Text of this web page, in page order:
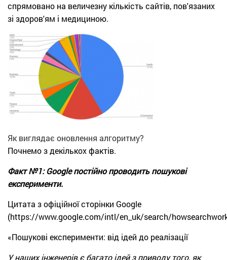
спрямовано на величезну кількість сайтів, пов'язаних
зі здоров'ям і медициною.
Як виглядає оновлення алгоритму?
Почнемо з декількох фактів.
Факт №1: Google постійно проводить пошукові
експерименти.
Цитата з офіційної сторінки Google
(https://www.google.com/intl/en_uk/search/
«Пошукові експерименти: від ідей до реалізації
У наших інженерів є багато ідей з приводу того, як